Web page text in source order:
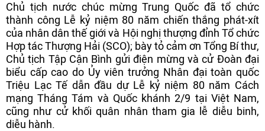
Chủ tịch nước chúc mừng Trung Quốc đã tổ chức
thành công Lễ kỷ niệm 80 năm chiến thắng phát-xít
của nhân dân thế giới và Hội nghị thượng đỉnh Tổ chức
Hợp tác Thượng Hải (SCO); bày tỏ cảm ơn Tổng Bí thư,
Chủ tịch Tập Cận Bình gửi điện mừng và cử Đoàn đại
biểu cấp cao do Ủy viên trưởng Nhân đại toàn quốc
Triệu Lạc Tế dẫn đầu dự Lễ kỷ niệm 80 năm Cách
mạng Tháng Tám và Quốc khánh 2/9 tại Việt Nam,
cũng như cử khối quân nhân tham gia lễ diễu binh,
diễu hành.